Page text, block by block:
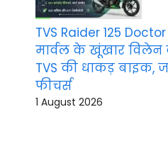
TVS Raider 125
मार्वल के खूंखार
TVS की धाकड़ बाइक,
फीचर्स
1 August 2026